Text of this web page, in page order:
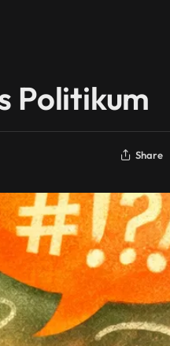
Politikum
Share